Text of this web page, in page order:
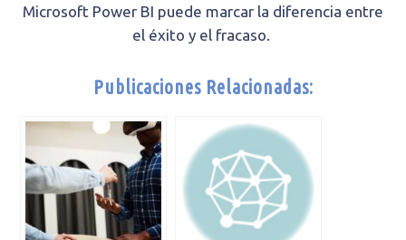
Microsoft Power BI puede marcar la diferencia entre
el éxito y el fracaso.
Publicaciones Relacionadas: